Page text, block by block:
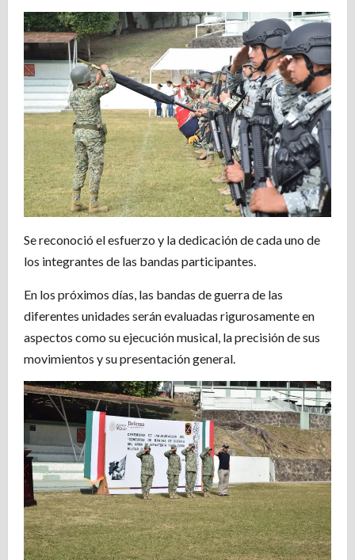
Se reconoció el esfuerzo y la dedicación de cada uno de
los integrantes de las bandas participantes.
En los próximos días, las bandas de guerra de las
diferentes unidades serán evaluadas rigurosamente en
aspectos como su ejecución musical, la precisión de sus
movimientos y su presentación general.